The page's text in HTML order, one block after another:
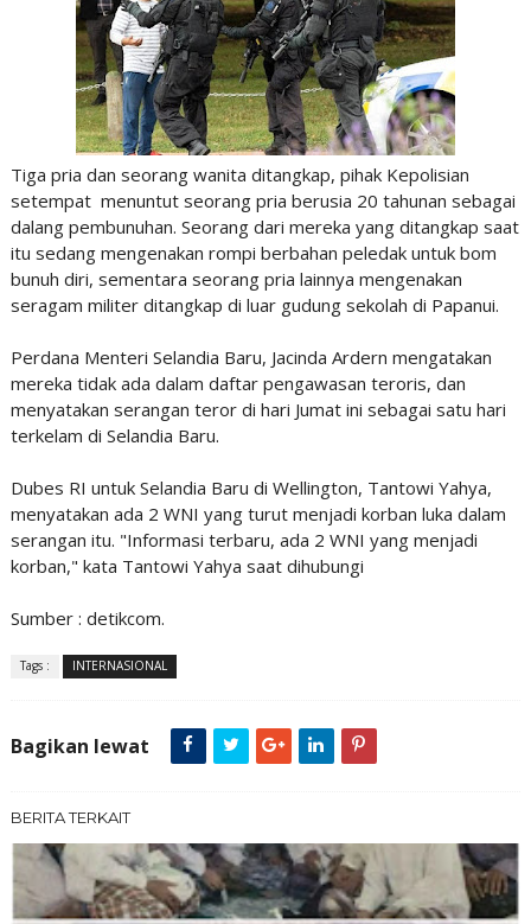
Tiga pria dan seorang wanita ditangkap, pihak Kepolisian
setempat menuntut seorang pria berusia 20 tahunan sebagai
dalang pembunuhan. Seorang dari mereka yang ditangkap saat
itu sedang mengenakan rompi berbahan peledak untuk bom
bunuh diri, sementara seorang pria lainnya mengenakan
seragam militer ditangkap di luar gudung sekolah di Papanui.
Perdana Menteri Selandia Baru, Jacinda Ardern mengatakan
mereka tidak ada dalam daftar pengawasan teroris, dan
menyatakan serangan teror di hari Jumat ini sebagai satu hari
terkelam di Selandia Baru.
Dubes RI untuk Selandia Baru di Wellington, Tantowi Yahya,
menyatakan ada 2 WNI yang turut menjadi korban luka dalam
serangan itu. "Informasi terbaru, ada 2 WNI yang menjadi
korban," kata Tantowi Yahya saat dihubungi
Sumber : detikcom.
Tags : INTERNASIONAL
Bagikan lewat
BERITA TERKAIT